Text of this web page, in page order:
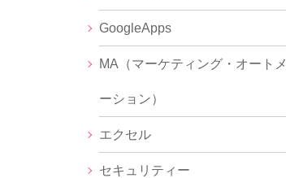
GoogleApps
MA（マーケティング・オートメ
ーション）
エクセル
セキュリティー